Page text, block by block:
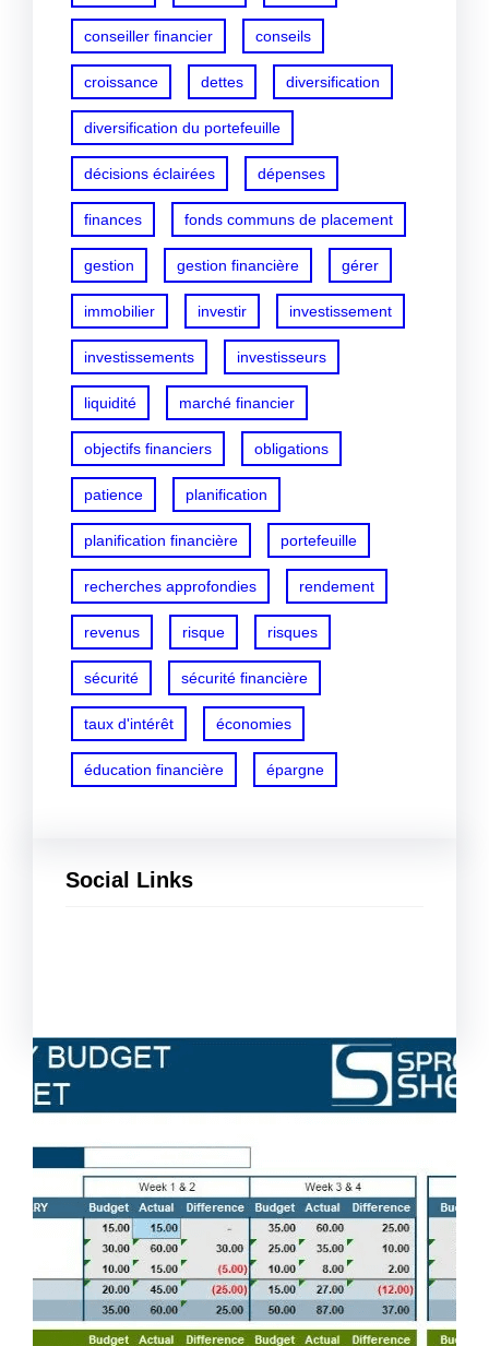
conseiller financier conseils
croissance dettes diversification
diversification du portefeuille
décisions éclairées dépenses
finances fonds communs de placement
gestion gestion financière gérer
immobilier investir investissement
investissements investisseurs
liquidité marché financier
objectifs financiers obligations
patience planification
planification financière portefeuille
recherches approfondies rendement
revenus risque risques
sécurité sécurité financière
taux d'intérêt économies
éducation financière épargne
Social Links